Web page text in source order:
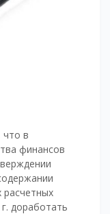
в
финансов
расчетных
доработать